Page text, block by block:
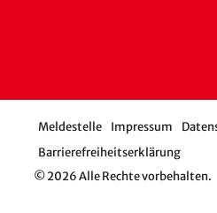
© 2026 Alle Rechte vorbehalten.
Meldestelle Impressum
Barrierefreiheitserklärung